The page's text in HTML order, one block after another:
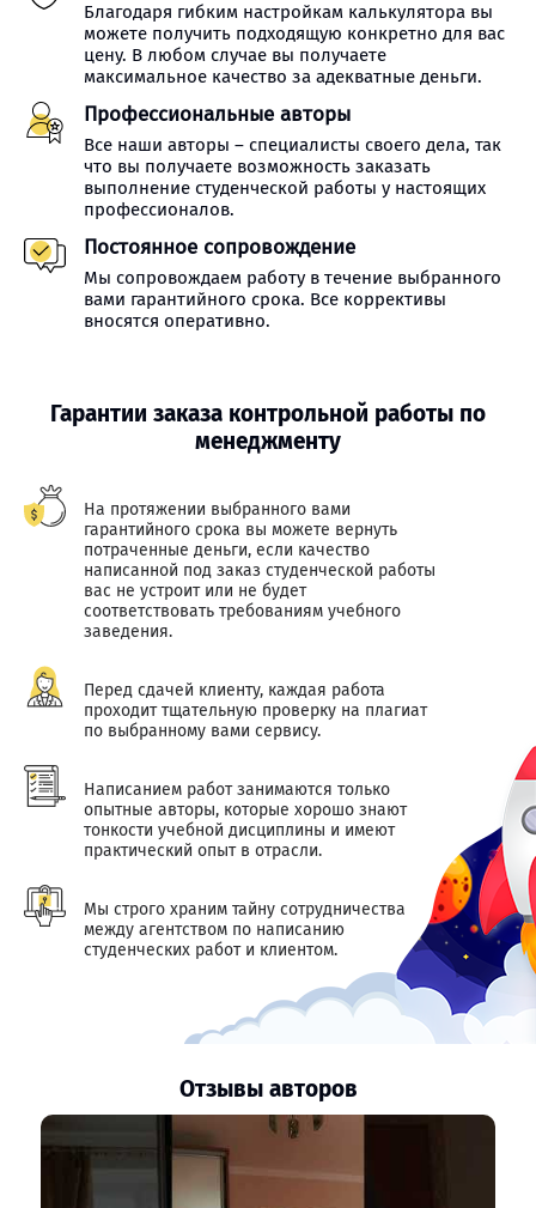
Благодаря гибким настройкам калькулятора вы
можете получить подходящую конкретно для вас
цену. В любом случае вы получаете
максимальное качество за адекватные деньги.
Профессиональные авторы
Все наши авторы – специалисты своего дела, так
что вы получаете возможность заказать
выполнение студенческой работы у настоящих
профессионалов.
Постоянное сопровождение
Мы сопровождаем работу в течение выбранного
вами гарантийного срока. Все коррективы
вносятся оперативно.
Гарантии заказа контрольной работы по
менеджменту
На протяжении выбранного вами
гарантийного срока вы можете вернуть
потраченные деньги, если качество
написанной под заказ студенческой работы
вас не устроит или не будет
соответствовать требованиям учебного
заведения.
Перед сдачей клиенту, каждая работа
проходит тщательную проверку на плагиат
по выбранному вами сервису.
Написанием работ занимаются только
опытные авторы, которые хорошо знают
тонкости учебной дисциплины и имеют
практический опыт в отрасли.
Мы строго храним тайну сотрудничества
между агентством по написанию
студенческих работ и клиентом.
Отзывы авторов